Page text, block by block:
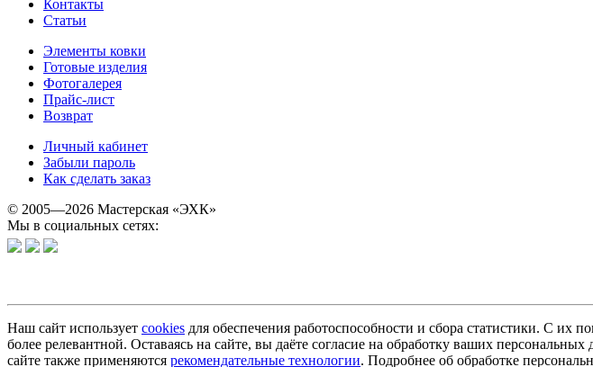
Контакты
Статьи
Элементы ковки
Готовые изделия
Фотогалерея
Прайс-лист
Возврат
Личный кабинет
Забыли пароль
Как сделать заказ
© 2005—2026 Мастерская «ЭХК»
Мы в социальных сетях:
Наш сайт использует cookies для обеспечения работоспособности и сбора статистики. С их
более релевантной. Оставаясь на сайте, вы даёте согласие на обработку ваших
сайте также применяются рекомендательные технологии. Подробнее об обработке